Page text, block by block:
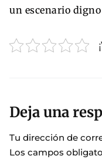
un escenario digno
Deja una
Tu dirección de
Los campos